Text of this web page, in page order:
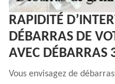
RAPIDITÉ
DÉBARRAS DE
AVEC DÉBARRAS
Vous envisagez de